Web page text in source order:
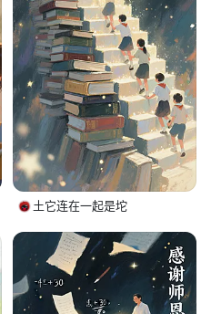
土它连在一起是坨